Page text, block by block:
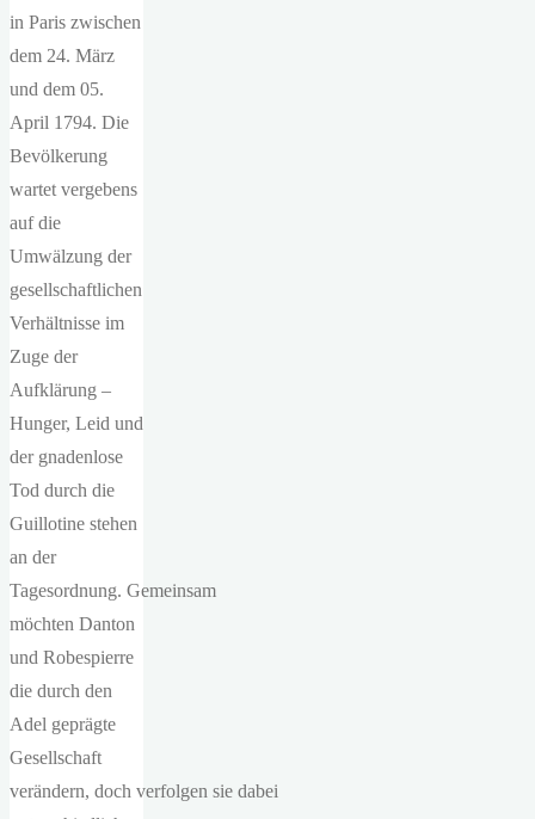
in Paris zwischen
dem 24. März
und dem 05.
April 1794. Die
Bevölkerung
wartet vergebens
auf die
Umwälzung der
gesellschaftlichen
Verhältnisse im
Zuge der
Aufklärung –
Hunger, Leid und
der gnadenlose
Tod durch die
Guillotine stehen
an der
Tagesordnung. Gemeinsam
möchten Danton
und Robespierre
die durch den
Adel geprägte
Gesellschaft
verändern, doch verfolgen sie dabei